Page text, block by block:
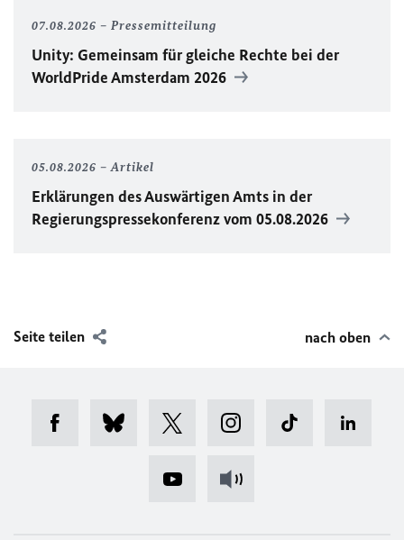
07.08.2026 Pressemitteilung
Unity: Gemeinsam für gleiche Rechte bei der
WorldPrideAmsterdam 2026
05.08.2026 Artikel
Erklärungen des Auswärtigen Amts in der
Regierungspressekonferenz vom 05.08.2026
Seite teilen nach oben